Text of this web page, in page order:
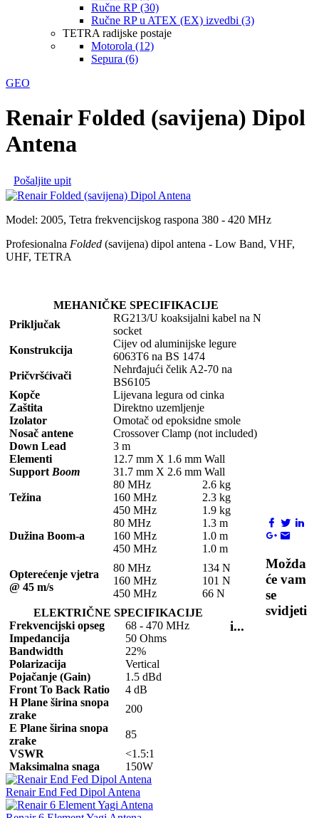
Ručne RP (30)
Ručne RP u ATEX (EX) izvedbi (3)
TETRA radijske postaje
Motorola (12)
Sepura (6)
GEO
Renair Folded (savijena) Dipol
Antena
Pošaljite upit
Model: 2005, Tetra frekvencijskog raspona 380 - 420 MHz
Profesionalna Folded (savijena) dipol antena - Low Band, VHF,
UHF, TETRA
MEHANIČKE SPECIFIKACIJE
Priključak
RG213/U koaksijalni kabel na N
socket
Konstrukcija
Cijev od aluminijske legure
6063T6 na BS 1474
Pričvršćivači
Nehrđajući čelik A2-70 na
BS6105
Kopče
Lijevana legura od cinka
Zaštita
Direktno uzemljenje
Izolator
Omotač od epoksidne smole
Nosač antene
Crossover Clamp (not included)
Down Lead
3 m
Elementi
12.7 mm X 1.6 mm Wall
Support Boom 31.7 mm X 2.6 mm Wall
Težina
80 MHz
160 MHz
450 MHz
2.6 kg
2.3 kg
1.9 kg
Dužina Boom-a
80 MHz
160 MHz
450 MHz
1.3 m
1.0 m
1.0 m
Opterećenje vjetra
@ 45 m/s
80 MHz
160 MHz
450 MHz
134 N
101 N
66 N
ELEKTRIČNE SPECIFIKACIJE
Frekvencijski opseg
68 - 470 MHz
Impedancija
50 Ohms
Bandwidth
22%
Polarizacija
Vertical
Pojačanje (Gain)
1.5 dBd
Front To Back Ratio
4 dB
H Plane širina snopa
zrake
200
E Plane širina snopa
zrake
85
VSWR
<1.5:1
Maksimalna snaga
150W
Možda
će vam
se
svidjeti
i...
Renair End Fed Dipol Antena